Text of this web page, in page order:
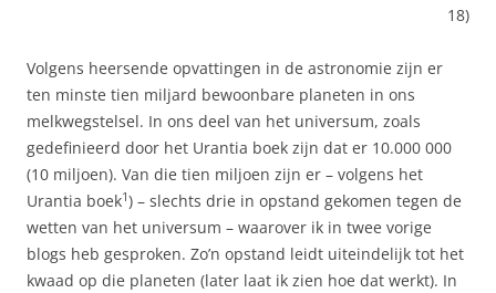
18)
Volgens heersende opvattingen in de astronomie zijn er
ten minste tien miljard bewoonbare planeten in ons
melkwegstelsel. In ons deel van het universum, zoals
gedefinieerd door het Urantia boek zijn dat er 10.000 000
(10 miljoen). Van die tien miljoen zijn er – volgens het
Urantia boek1) – slechts drie in opstand gekomen tegen de
wetten van het universum – waarover ik in twee vorige
blogs heb gesproken. Zo’n opstand leidt uiteindelijk tot het
kwaad op die planeten (later laat ik zien hoe dat werkt). In